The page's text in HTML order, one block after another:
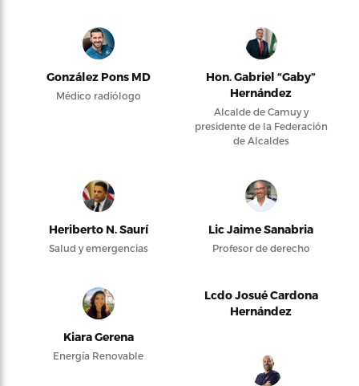
González Pons MD
Médico radiólogo
Hon. Gabriel “Gaby”
Hernández
Alcalde de Camuy y
presidente de la Federación
de Alcaldes
Heriberto N. Saurí
Salud y emergencias
Lic Jaime Sanabria
Profesor de derecho
Kiara Gerena
Energía Renovable
Lcdo Josué Cardona
Hernández